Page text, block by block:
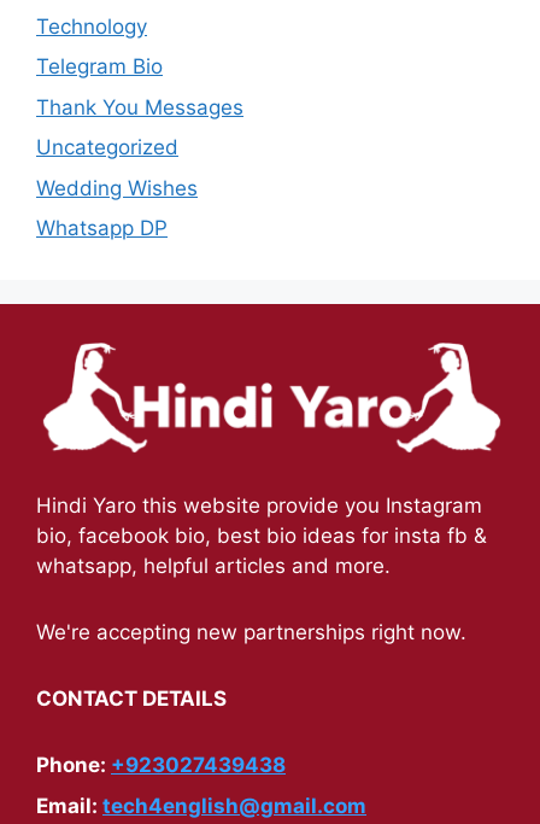
Technology
Telegram Bio
Thank You Messages
Uncategorized
Wedding Wishes
Whatsapp DP
Hindi Yaro this website provide you Instagram
bio, facebook bio, best bio ideas for insta fb &
whatsapp, helpful articles and more.
We're accepting new partnerships right now.
CONTACT DETAILS
Phone: +923027439438
Email: tech4english@gmail.com